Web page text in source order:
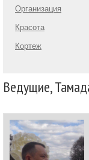
Организация
Красота
Кортеж
Ведущие,